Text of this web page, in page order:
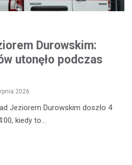
Durowskim:
utonęło podczas
2026
Jeziorem Durowskim doszło 4
kiedy to…